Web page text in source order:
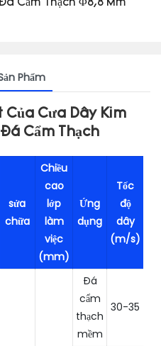
Cẩm Thạch Φ8,8 Mm
Phẩm
Của Cưa Dây Kim
Cẩm Thạch
sửa
chữa
Chiều
cao
lớp
làm
việc
(mm)
Ứng
dụng
Tốc
độ
dây
(m/s)
Đá
cẩm
thạch
mềm
30-35